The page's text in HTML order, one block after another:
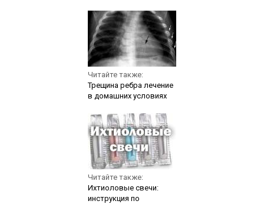
Читайте также:
Трещина ребра лечение
в домашних условиях
Читайте также:
Ихтиоловые свечи:
инструкция по